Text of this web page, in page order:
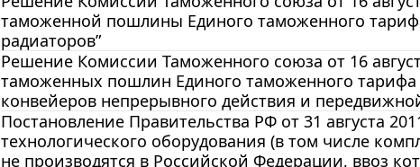
таможенной пошлины Единого таможенного
радиаторов”
Решение Комиссии Таможенного союза от 16
таможенных пошлин Единого таможенного
конвейеров непрерывного действия и
Постановление Правительства РФ от 31 августа
технологического оборудования (в том числе
не производятся в Российской Федерации, ввоз